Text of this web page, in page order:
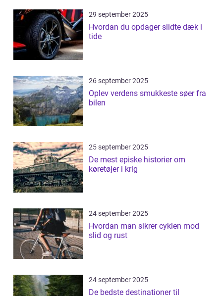
29 september 2025
Hvordan du opdager slidte dæk i
tide
26 september 2025
Oplev verdens smukkeste søer fra
bilen
25 september 2025
De mest episke historier om
køretøjer i krig
24 september 2025
Hvordan man sikrer cyklen mod
slid og rust
24 september 2025
De bedste destinationer til